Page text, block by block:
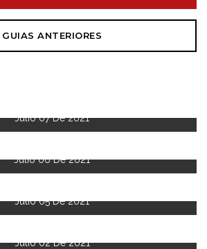
GUIAS ANTERIORES
Julio 07 De 2021
Julio 06 De 2021
Julio 05 De 2021
Julio 02 De 2021